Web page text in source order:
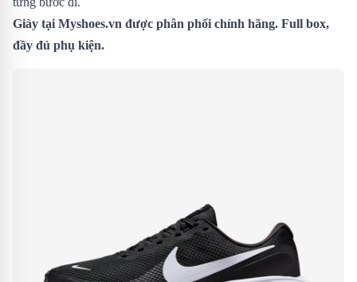
Giày tại Myshoes.vn được phân phối chính hãng. Full box,
đầy đủ phụ kiện.